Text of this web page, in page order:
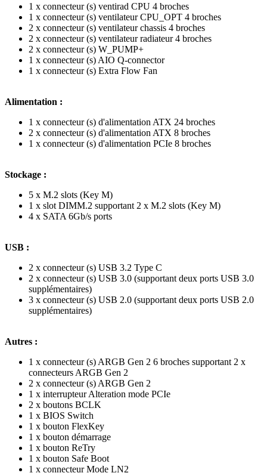
1 x connecteur (s) ventirad CPU 4 broches
1 x connecteur (s) ventilateur CPU_OPT 4 broches
2 x connecteur (s) ventilateur chassis 4 broches
2 x connecteur (s) ventilateur radiateur 4 broches
2 x connecteur (s) W_PUMP+
1 x connecteur (s) AIO Q-connector
1 x connecteur (s) Extra Flow Fan
Alimentation :
1 x connecteur (s) d'alimentation ATX 24 broches
2 x connecteur (s) d'alimentation ATX 8 broches
1 x connecteur (s) d'alimentation PCIe 8 broches
Stockage :
5 x M.2 slots (Key M)
1 x slot DIMM.2 supportant 2 x M.2 slots (Key M)
4 x SATA 6Gb/s ports
USB :
2 x connecteur (s) USB 3.2 Type C
2 x connecteur (s) USB 3.0 (supportant deux ports USB 3.0
supplémentaires)
3 x connecteur (s) USB 2.0 (supportant deux ports USB 2.0
supplémentaires)
Autres :
1 x connecteur (s) ARGB Gen 2 6 broches supportant 2 x
connecteurs ARGB Gen 2
2 x connecteur (s) ARGB Gen 2
1 x interrupteur Alteration mode PCIe
2 x boutons BCLK
1 x BIOS Switch
1 x bouton FlexKey
1 x bouton démarrage
1 x bouton ReTry
1 x bouton Safe Boot
1 x connecteur Mode LN2